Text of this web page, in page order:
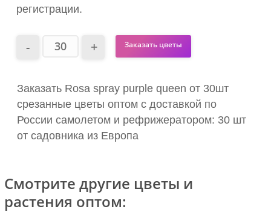
регистрации.
Заказать цветы
Заказать Rosa spray purple queen от 30шт
срезанные цветы оптом с доставкой по
России самолетом и рефрижератором: 30 шт
от садовника из Европа
Смотрите другие цветы и
растения оптом: